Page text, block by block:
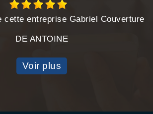
cette entreprise Gabriel Couverture
DE ANTOINE
Voir plus